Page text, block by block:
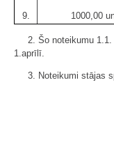
9. 1000,00
2. Šo noteikumu
1.aprīlī.
3. Noteikumi stājas